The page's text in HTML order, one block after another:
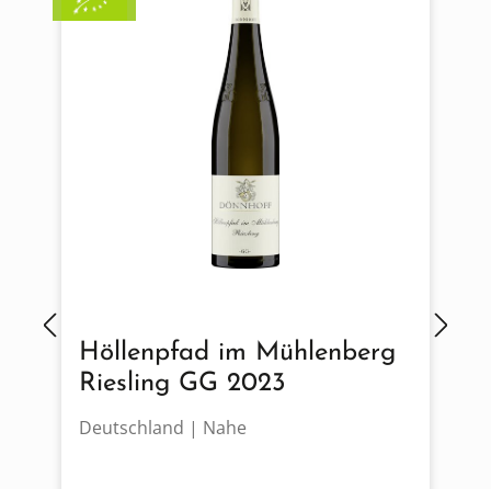
Höllenpfad im Mühlenberg
Riesling GG 2023
Deutschland | Nahe